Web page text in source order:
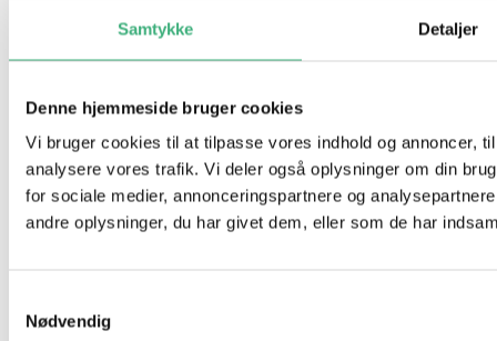
Samtykke Detaljer
Denne hjemmeside bruger cookies
Vi bruger cookies til at tilpasse vores indhold og annoncer,
analysere vores trafik. Vi deler også oplysninger om din
for sociale medier, annonceringspartnere og
andre oplysninger, du har givet dem, eller som de har
Nødvendig